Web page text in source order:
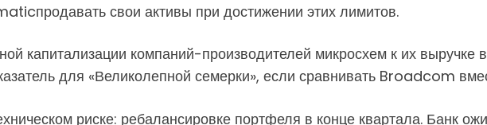
свои активы при достижении этих лимитов.
капитализации компаний-производителей микросхем к их выручке
для «Великолепной семерки», если сравнивать Broadcom
риске: ребалансировке портфеля в конце квартала. Банк